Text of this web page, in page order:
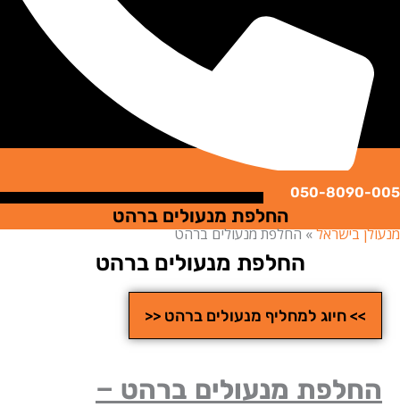
050-
החלפת מנעולים ברהט
בישראל»החלפת מנעולים ברהט
החלפת מנעולים ברהט
>> חיוג למחליף מנעולים ברהט <<
מנעולים ברהט –